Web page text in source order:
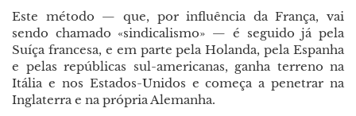
Este método — que, por influência da França, vai
sendo chamado «sindicalismo» — é seguido já pela
Suíça francesa, e em parte pela Holanda, pela Espanha
e pelas repúblicas sul-americanas, ganha terreno na
Itália e nos Estados-Unidos e começa a penetrar na
Inglaterra e na própria Alemanha.